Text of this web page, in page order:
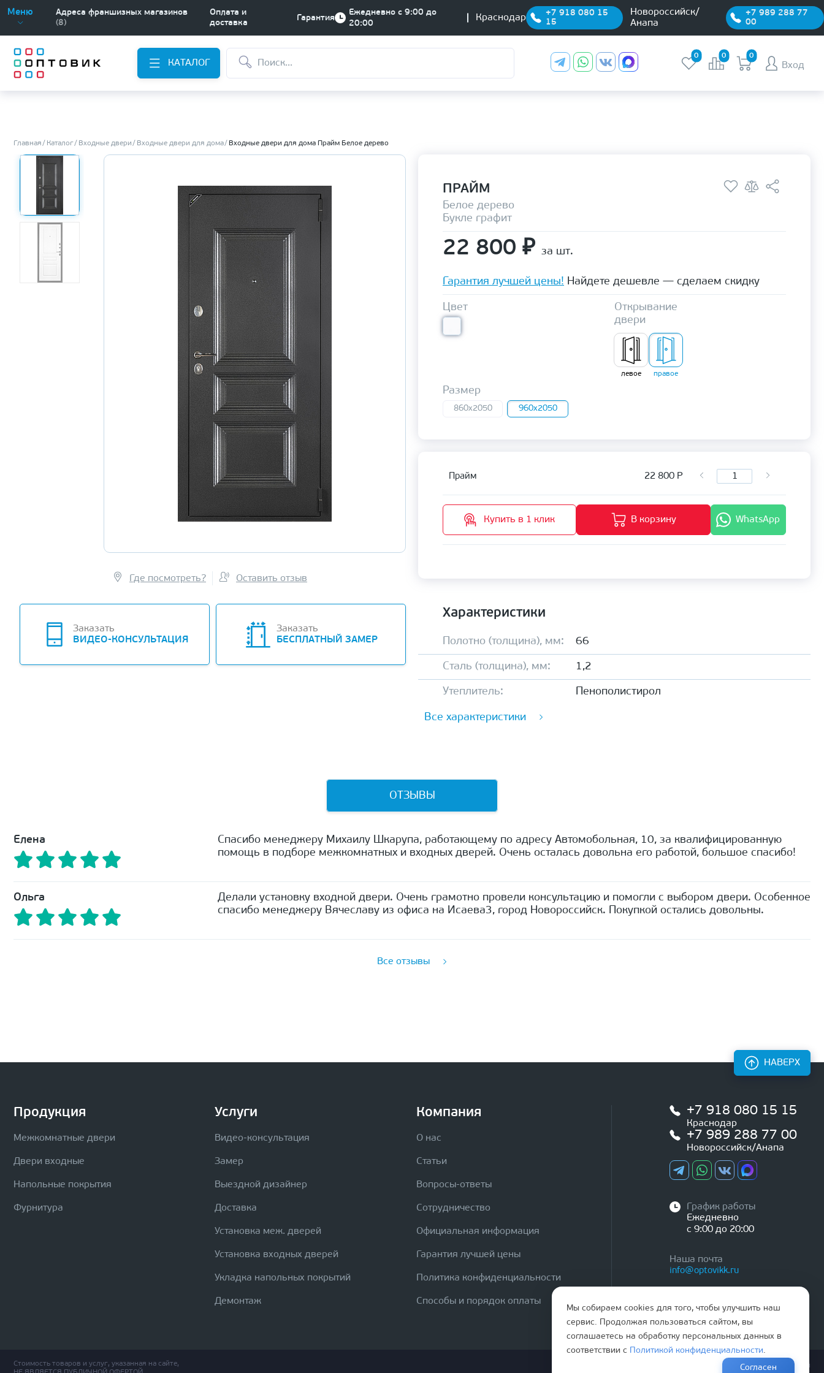
Меню
Адреса франшизных магазинов
(8)
Оплата и
доставка
Гарантия
Ежедневно с 9:00 до
20:00
Краснодар
+7 918 080 15
15
Новороссийск/
Анапа
+7 989 288 77
00
КАТАЛОГ
0 0 0
Вход
Главная Каталог Входные двери Входные двери для дома Входные двери для дома Прайм Белое дерево
Где посмотреть? Оставить отзыв
Заказать
ВИДЕО-КОНСУЛЬТАЦИЯ
Заказать
БЕСПЛАТНЫЙ ЗАМЕР
ПРАЙМ
Белое дерево
Букле графит
22 800 ₽ за шт.
Гарантия лучшей цены! Найдете дешевле — сделаем скидку
Цвет
Открывание
двери
левое правое
Размер
860x2050 960x2050
Прайм 22 800 Р
Купить в 1 клик В корзину WhatsApp
Характеристики
Полотно (толщина), мм: 66
Сталь (толщина), мм: 1,2
Утеплитель: Пенополистирол
Все характеристики
ОТЗЫВЫ
Елена
Спасибо менеджеру Михаилу Шкарупа, работающему по адресу Автомобольная, 10, за квалифицированную
помощь в подборе межкомнатных и входных дверей. Очень осталась довольна его работой, большое спасибо!
Ольга
Делали установку входной двери. Очень грамотно провели консультацию и помогли с выбором двери. Особенное
спасибо менеджеру Вячеславу из офиса на Исаева3, город Новороссийск. Покупкой остались довольны.
Все отзывы
Продукция
Межкомнатные двери
Двери входные
Напольные покрытия
Фурнитура
Услуги
Видео-консультация
Замер
Выездной дизайнер
Доставка
Установка меж. дверей
Установка входных дверей
Укладка напольных покрытий
Демонтаж
Компания
О нас
Статьи
Вопросы-ответы
Сотрудничество
Официальная информация
Гарантия лучшей цены
Политика конфиденциальности
Способы и порядок оплаты
+7 918 080 15 15
Краснодар
+7 989 288 77 00
Новороссийск/Анапа
График работы
Ежедневно
с 9:00 до 20:00
Наша почта
info@optovikk.ru
НАВЕРХ
Стоимость товаров и услуг, указанная на сайте,
Правила эксплутации входных и межкомнатных дверей
Мы собираем cookies для того, чтобы улучшить наш
сервис. Продолжая пользоваться сайтом, вы
соглашаетесь на обработку персональных данных в
соответствии с
Политикой конфиденциальности.
Согласен